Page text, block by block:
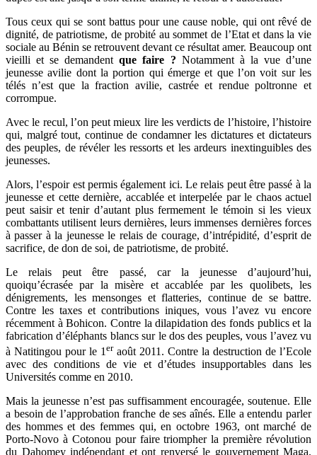
Tous ceux qui se sont battus pour une cause noble, qui ont rêvé de
dignité, de patriotisme, de probité au sommet de l’Etat et dans la vie
sociale au Bénin se retrouvent devant ce résultat amer. Beaucoup ont
vieilli et se demandentque faire ? Notamment à la vue d’une
jeunesse avilie dont la portion qui émerge et que l’on voit sur les
télés n’est que la fraction avilie, castrée et rendue poltronne et
corrompue.
Avec le recul, l’on peut mieux lire les verdicts de l’histoire, l’histoire
qui, malgré tout, continue de condamner les dictatures et dictateurs
des peuples, de révéler les ressorts et les ardeurs inextinguibles des
jeunesses.
Alors, l’espoir est permis également ici. Le relais peut être passé à la
jeunesse et cette dernière, accablée et interpelée par le chaos actuel
peut saisir et tenir d’autant plus fermement le témoin si les vieux
combattants utilisent leurs dernières, leurs immenses dernières forces
à passer à la jeunesse le relais de courage, d’intrépidité, d’esprit de
sacrifice, de don de soi, de patriotisme, de probité.
Le relais peut être passé, car la jeunesse d’aujourd’hui,
quoiqu’écrasée par la misère et accablée par les quolibets, les
dénigrements, les mensonges et flatteries, continue de se battre.
Contre les taxes et contributions iniques, vous l’avez vu encore
récemment à Bohicon. Contre la dilapidation des fonds publics et la
fabrication d’éléphants blancs sur le dos des peuples, vous l’avez vu
à Natitingou pour le 1eraoût 2011. Contre la destruction de l’Ecole
avec des conditions de vie et d’études insupportables dans les
Universités comme en 2010.
Mais la jeunesse n’est pas suffisamment encouragée, soutenue. Elle
a besoin de l’approbation franche de ses aînés. Elle a entendu parler
des hommes et des femmes qui, en octobre 1963, ont marché de
Porto-Novo à Cotonou pour faire triompher la première révolution
du Dahomey indépendant et ont renversé le gouvernement Maga.